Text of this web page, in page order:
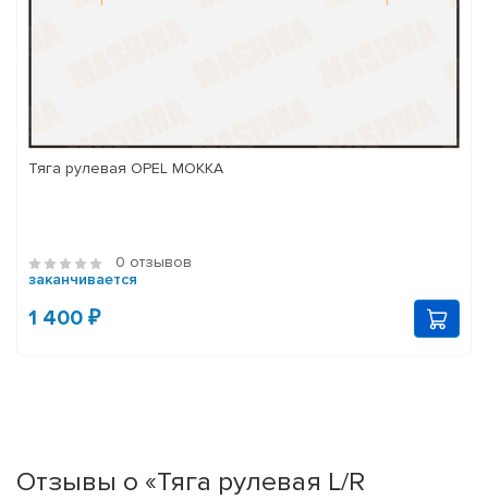
Тяга рулевая OPEL MOKKA
0 отзывов
заканчивается
1 400 ₽
Отзывы о «Тяга рулевая L/R